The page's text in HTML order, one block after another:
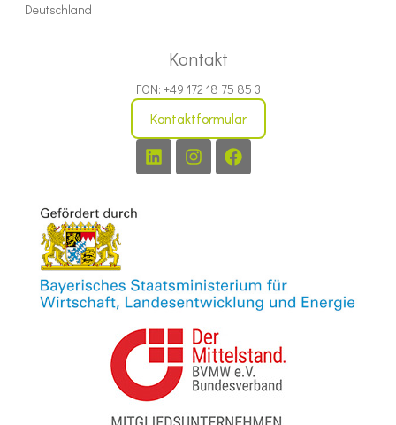
Deutschland
Kontakt
FON: +49 172 18 75 85 3
Kontaktformular